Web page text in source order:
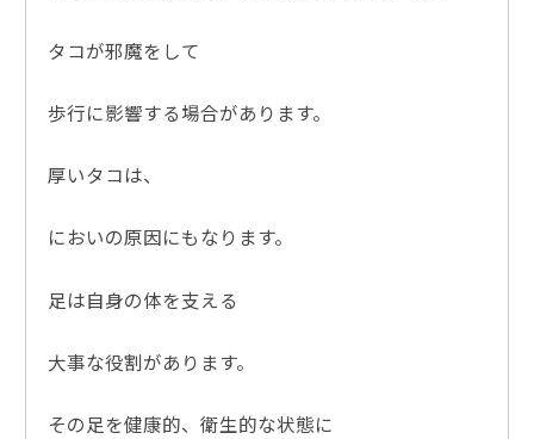
タコが邪魔をして
歩行に影響する場合があります。
厚いタコは、
においの原因にもなります。
足は自身の体を支える
大事な役割があります。
その足を健康的、衛生的な状態に